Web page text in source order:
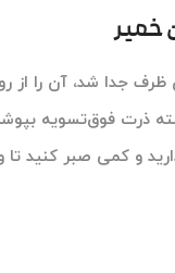
ظرف جدا شد، آن را از
ذرت فوق‌تسویه
و کمی صبر کنید تا